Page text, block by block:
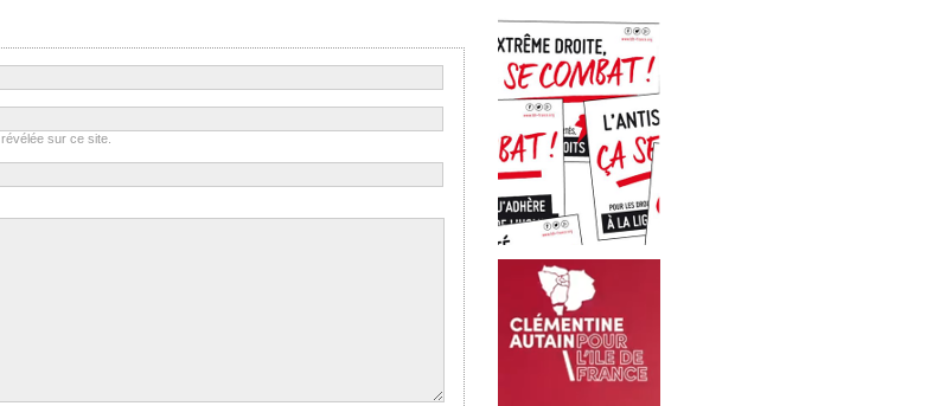
révélée sur ce site.